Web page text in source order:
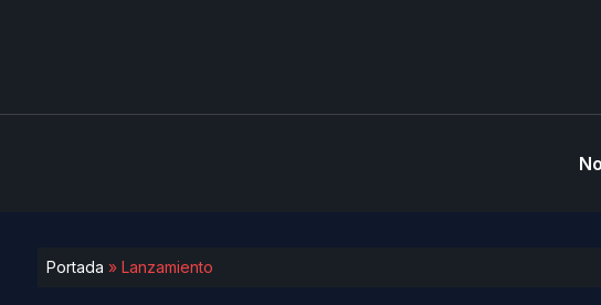
Portada » Lanzamiento